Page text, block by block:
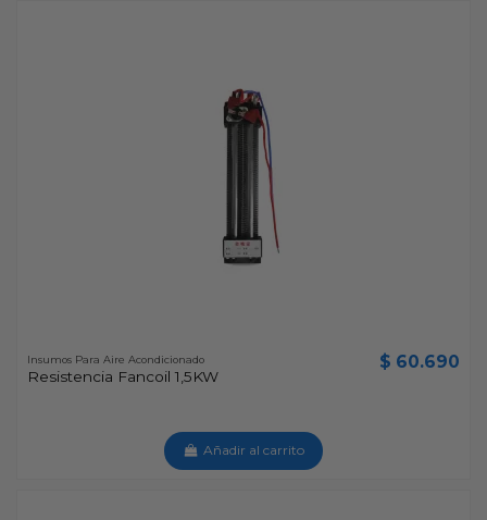
Insumos Para Aire Acondicionado
Resistencia Fancoil 1,5KW
$ 60.690
Añadir al carrito